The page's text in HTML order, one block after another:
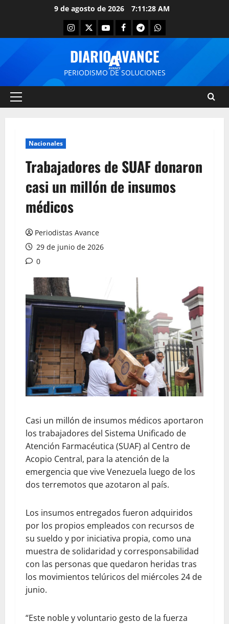
9 de agosto de 2026 7:11:28 AM
DIARIO AVANCE
PERIODISMO DE SOLUCIONES
Nacionales
Trabajadores de SUAF donaron
casi un millón de insumos
médicos
Periodistas Avance
29 de junio de 2026
0
Casi un millón de insumos médicos aportaron
los trabajadores del Sistema Unificado de
Atención Farmacéutica (SUAF) al Centro de
Acopio Central, para la atención de la
emergencia que vive Venezuela luego de los
dos terremotos que azotaron al país.
Los insumos entregados fueron adquiridos
por los propios empleados con recursos de
su sueldo y por iniciativa propia, como una
muestra de solidaridad y corresponsabilidad
con las personas que quedaron heridas tras
los movimientos telúricos del miércoles 24 de
junio.
“Este noble y voluntario gesto de la fuerza